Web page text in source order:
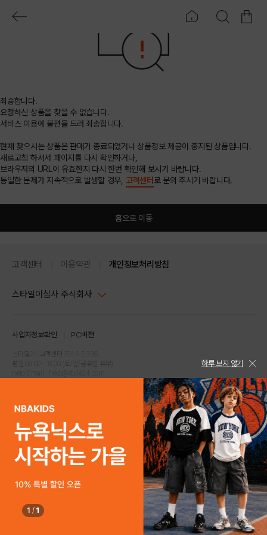
죄송합니다.
요청하신 상품을 찾을 수 없습니다.
서비스 이용에 불편을 드려 죄송합니다.
현재 찾으시는 상품은 판매가 종료되었거나 상품정보 제공이 중지된 상품입니다.
새로고침 하셔서 페이지를 다시 확인하거나,
브라우저의 URL이 유효한지 다시 한번 확인해 보시기 바랍니다.
동일한 문제가 지속적으로 발생할 경우, 고객센터 로 문의 주시기 바랍니다.
홈으로 이동
고객센터 이용약관 개인정보처리방침
스타일이십사 주식회사
주소 : 서울시 강남구 논현로 633, 6층 (논현동, 한세엠케이빌딩)
사업자등록번호 : 116-81-32499
통신판매업신고번호 : 제 2024-서울강남-04239
고객센터 1544-5336(평일 09:00~ 18:00 토/일/공휴일 휴무)
사업자정보확인 PC버전
스타일24 고객센터 1544-5336
평일 09:00~ 18:00 (토/일/공휴일 휴무)
COPYRIGHTⓒ2021 STYLE24 ALL RIGHTS RESERVED.
하루 보지 않기
1 / 1